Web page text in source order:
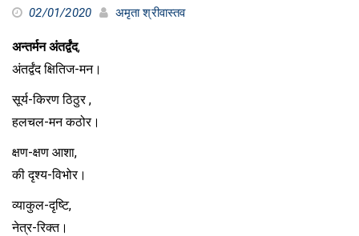
02/01/2020 अमृता श्रीवास्तव
अन्तर्मन अंतर्द्वंद,
अंतर्द्वंद क्षितिज-मन।
सूर्य-किरण ठिठुर ,
हलचल-मन कठोर।
क्षण-क्षण आशा,
की दृश्य-विभोर।
व्याकुल-दृष्टि,
नेत्र-रिक्त।